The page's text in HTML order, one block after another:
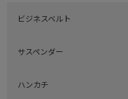
ビジネスベルト
サスペンダー
ハンカチ